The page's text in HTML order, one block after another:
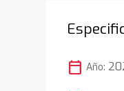
calendar_today Año: